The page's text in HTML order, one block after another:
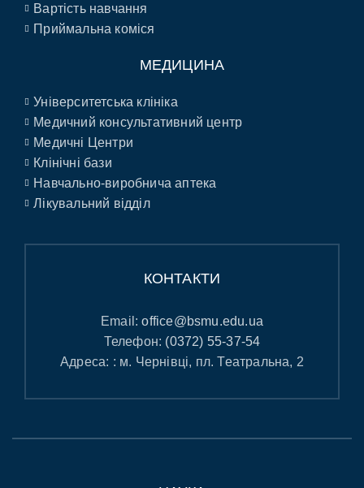
Вартість навчання
Приймальна коміся
МЕДИЦИНА
Університетська клініка
Медичний консультативний центр
Медичні Центри
Клінічні бази
Навчально-виробнича аптека
Лікувальний відділ
КОНТАКТИ
Email:office@bsmu.edu.ua
Телефон: (0372) 55-37-54
Адреса: : м. Чернівці, пл. Театральна, 2